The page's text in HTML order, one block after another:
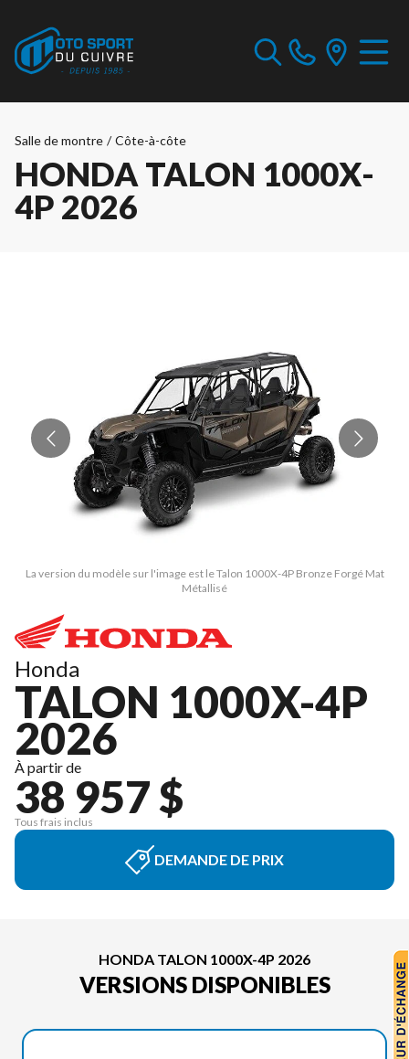
Salle de montre / Côte-à-côte
HONDA TALON 1000X-
4P 2026
La version du modèle sur l'image est le Talon 1000X-4P Bronze Forgé Mat
Métallisé
Honda
TALON 1000X-4P
2026
À partir de
38 957 $
Tous frais inclus
DEMANDE DE PRIX
HONDA TALON 1000X-4P 2026
VERSIONS DISPONIBLES